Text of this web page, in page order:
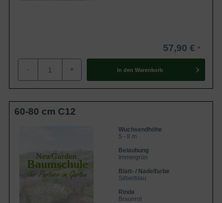
57,90 €
- + In den Warenkorb
60-80 cm C12
Wuchsendhöhe
5 - 8 m
Belaubung
Immergrün
Blatt- / Nadelfarbe
Silberblau
Rinde
Braunrot